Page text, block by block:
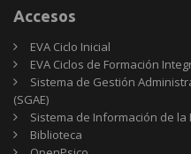
Accesos
EVA Ciclo Inicial
EVA Ciclos de Formación
Sistema de Gestión
(SGAE)
Sistema de Información de la
Biblioteca